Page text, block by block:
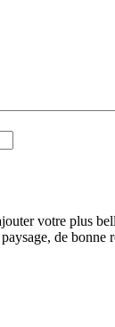
votre plus
de bonne